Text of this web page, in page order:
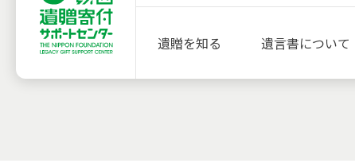
遺贈を知る 遺言書について